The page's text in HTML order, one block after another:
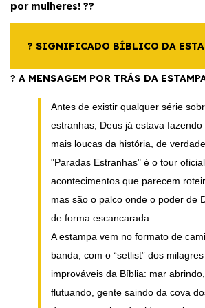
por mulheres! ??
? SIGNIFICADO BÍBLICO DA
? A MENSAGEM POR TRÁS DA
Antes de existir qualquer série
estranhas, Deus já estava
mais loucas da história, de verdade.
"Paradas Estranhas" é o tour
acontecimentos que parecem
mas são o palco onde o poder de
de forma escancarada.
A estampa vem no formato de
banda, com o “setlist” dos
improváveis da Bíblia: mar
flutuando, gente saindo da cova